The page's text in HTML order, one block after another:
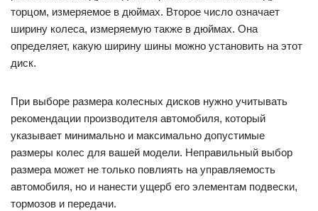
торцом, измеряемое в дюймах. Второе число означает
ширину колеса, измеряемую также в дюймах. Она
определяет, какую ширину шины можно установить на этот
диск.
При выборе размера колесных дисков нужно учитывать
рекомендации производителя автомобиля, который
указывает минимально и максимально допустимые
размеры колес для вашей модели. Неправильный выбор
размера может не только повлиять на управляемость
автомобиля, но и нанести ущерб его элементам подвески,
тормозов и передачи.